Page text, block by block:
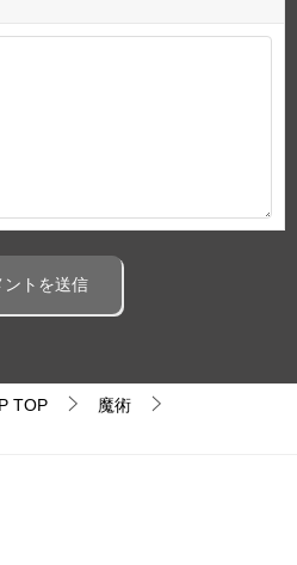
TOP
魔術